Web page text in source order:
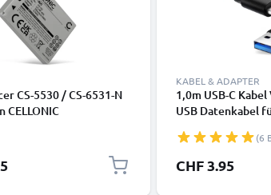
CS-5530 / CS-6531-N
CELLONIC
KABEL & ADAPTER
1,0m USB-C
USB Datenkabel
Canon, Panasonic
GoPro uvm PVC
(6
CHF 3.95